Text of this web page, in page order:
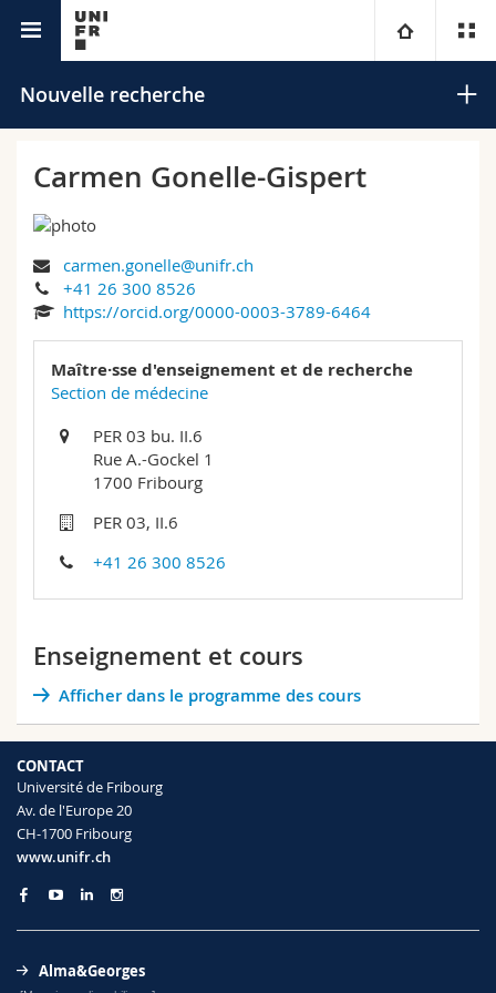
Université
Campus
Recherche
Formation continue
Droit
Lettres et sciences humaines
Sciences de l'éducation et de la formation
Sciences et médecine
Interfacultaire
Vous êtes
Futurs étudiants
Médias
Chercheurs
Collaborateurs
Doctorants
Ressources
Plan d'accès
Bibliothèques
Webmail
Programme des cours
Nouvelle recherche
Rechercher
Carmen Gonelle-Gispert
carmen.gonelle@unifr.ch
+41 26 300 8526
https://orcid.org/0000-0003-3789-6464
Maître·sse d'enseignement et de recherche
Section de médecine
PER 03 bu. II.6
Rue A.-Gockel 1
1700 Fribourg
PER 03, II.6
+41 26 300 8526
Enseignement et cours
Afficher dans le programme des cours
CONTACT
Université de Fribourg
Av. de l'Europe 20
CH-1700 Fribourg
www.unifr.ch
Alma&Georges